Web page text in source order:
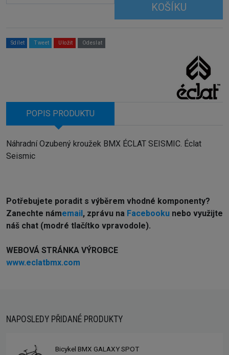
KOŠÍKU
Sdílet Tweet Uložit Odeslat
POPIS PRODUKTU
Náhradní Ozubený kroužek BMX ÉCLAT SEISMIC. Éclat
Seismic
Potřebujete poradit s výběrem vhodné komponenty?
Zanechte námemail , zprávu na Facebooku nebo využijte
náš chat (modré tlačítko vpravodole).
WEBOVÁ STRÁNKA VÝROBCE
www.eclatbmx.com
NAPOSLEDY PŘIDANÉ PRODUKTY
Bicykel BMX GALAXY SPOT